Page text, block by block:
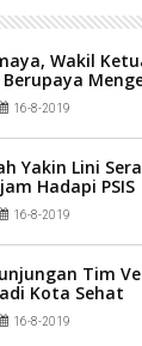
Wakil
Berupaya
16-8-2019
Yakin Lini
Hadapi PSIS
16-8-2019
Tim
Kota Sehat
16-8-2019